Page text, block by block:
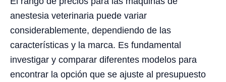
anestesia veterinaria puede variar
considerablemente, dependiendo de las
características y la marca. Es fundamental
investigar y comparar diferentes modelos para
encontrar la opción que se ajuste al presupuesto